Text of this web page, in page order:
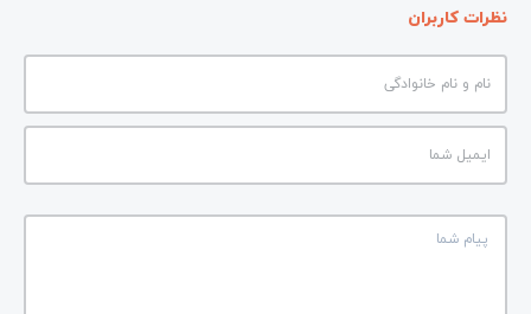
نظرات کاربران